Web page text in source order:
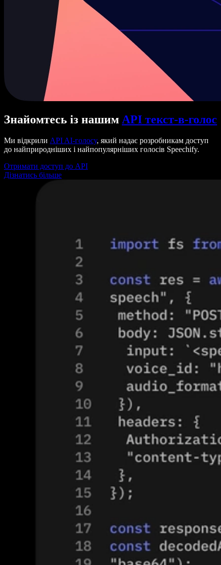
Знайомтесь із нашим API текст-в-голос
Ми відкрили API AI-голосу, який надає розробникам доступ
до найприродніших і найпопулярніших голосів Speechify.
Отримати доступ до API
Дізнатись більше